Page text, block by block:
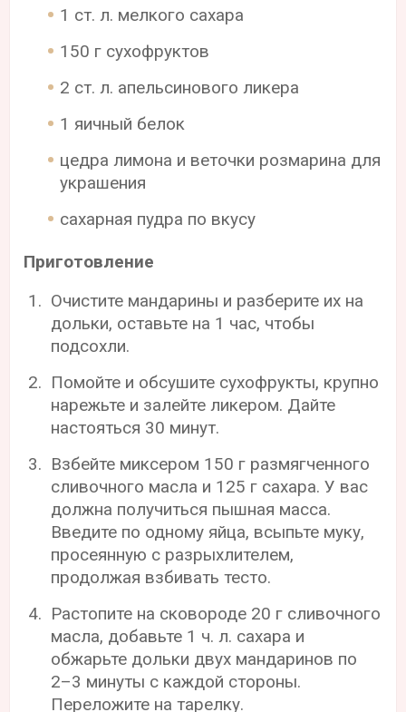
1 ст. л. мелкого сахара
150 г сухофруктов
2 ст. л. апельсинового ликера
1 яичный белок
цедра лимона и веточки розмарина для
украшения
сахарная пудра по вкусу
Приготовление
Очистите мандарины и разберите их на
дольки, оставьте на 1 час, чтобы
подсохли.
Помойте и обсушите сухофрукты, крупно
нарежьте и залейте ликером. Дайте
настояться 30 минут.
Взбейте миксером 150 г размягченного
сливочного масла и 125 г сахара. У вас
должна получиться пышная масса.
Введите по одному яйца, всыпьте муку,
просеянную с разрыхлителем,
продолжая взбивать тесто.
Растопите на сковороде 20 г сливочного
масла, добавьте 1 ч. л. сахара и
обжарьте дольки двух мандаринов по
2–3 минуты с каждой стороны.
Переложите на тарелку.